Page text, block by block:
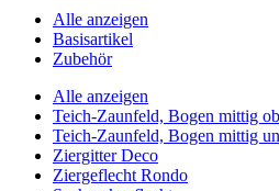
Alle anzeigen
Basisartikel
Zubehör
Alle anzeigen
Teich-Zaunfeld, Bogen mittig
Teich-Zaunfeld, Bogen mittig
Ziergitter Deco
Ziergeflecht Rondo